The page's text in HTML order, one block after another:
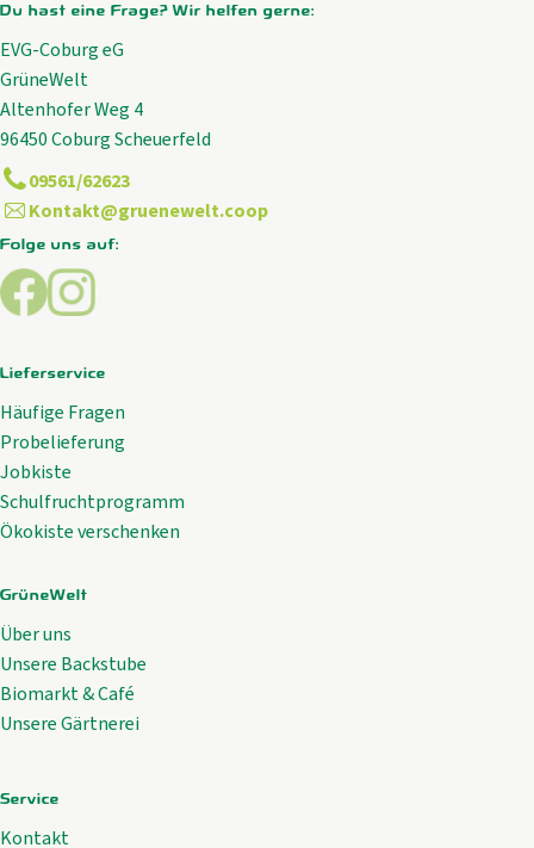
Du hast eine Frage? Wir helfen gerne:
EVG-Coburg eG
GrüneWelt
Altenhofer Weg 4
96450 Coburg Scheuerfeld
09561/62623
Kontakt@gruenewelt.coop
Folge uns auf:
Externer Link zu https://www.facebook.com/
Externer Link zu https://www.instagram.com/
Lieferservice
Häufige Fragen
Probelieferung
Jobkiste
Schulfruchtprogramm
Ökokiste verschenken
GrüneWelt
Über uns
Unsere Backstube
Biomarkt & Café
Unsere Gärtnerei
Service
Kontakt